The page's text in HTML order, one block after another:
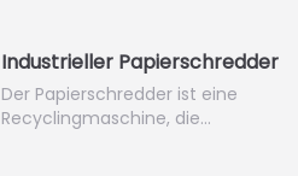
Industrieller Papierschredder
Der Papierschredder ist eine
Recyclingmaschine, die…